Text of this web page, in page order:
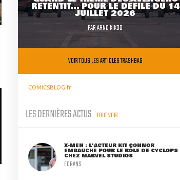
RETENTIT... POUR LE DÉFILÉ DU 14
JUILLET 2026
PARARNO KIKOO
VOIR TOUS LES ARTICLES TRASHBAG
COMICSBLOG.fr
LES DERNIÈRES ACTUS TOUT VOIR
X-MEN : L'ACTEUR KIT CONNOR
EMBAUCHÉ POUR LE RÔLE DE CYCLOPS
CHEZ MARVEL STUDIOS
ECRANS